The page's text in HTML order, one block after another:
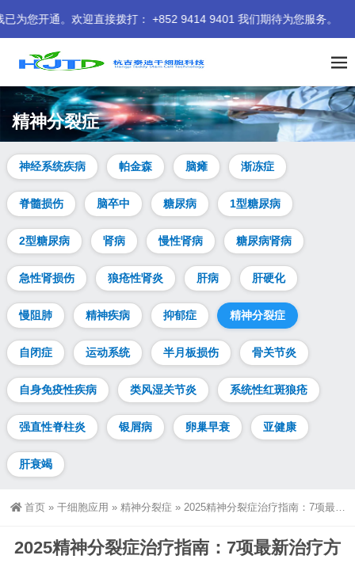
迎直接拨打： +852 9414 9401 我们期待为您服务。
精神分裂症
神经系统疾病 帕金森 脑瘫 渐冻症
脊髓损伤 脑卒中 糖尿病 1型糖尿病
2型糖尿病 肾病 慢性肾病 糖尿病肾病
急性肾损伤 狼疮性肾炎 肝病 肝硬化
慢阻肺 精神疾病 抑郁症 精神分裂症
自闭症 运动系统 半月板损伤 骨关节炎
自身免疫性疾病 类风湿关节炎 系统性红斑狼疮
强直性脊柱炎 银屑病 卵巢早衰 亚健康
肝衰竭
首页 » 干细胞应用 » 精神分裂症 » 2025精神分裂症治疗指南：7项最新治疗方法你都了解吗？
2025精神分裂症治疗指南：7项最新治疗方